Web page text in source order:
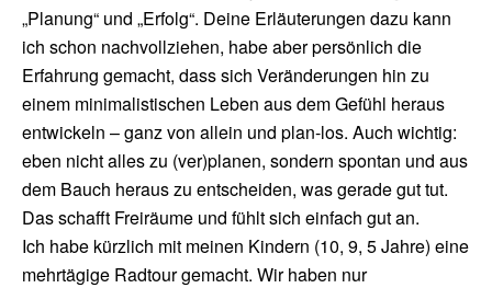
„Planung“ und „Erfolg“. Deine Erläuterungen dazu kann
ich schon nachvollziehen, habe aber persönlich die
Erfahrung gemacht, dass sich Veränderungen hin zu
einem minimalistischen Leben aus dem Gefühl heraus
entwickeln – ganz von allein und plan-los. Auch wichtig:
eben nicht alles zu (ver)planen, sondern spontan und aus
dem Bauch heraus zu entscheiden, was gerade gut tut.
Das schafft Freiräume und fühlt sich einfach gut an.
Ich habe kürzlich mit meinen Kindern (10, 9, 5 Jahre) eine
mehrtägige Radtour gemacht. Wir haben nur